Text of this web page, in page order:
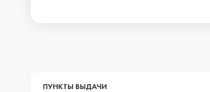
ПУНКТЫ ВЫДАЧИ